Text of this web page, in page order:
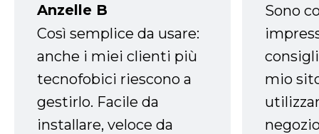
Anzelle B
Così semplice da usare:
anche i miei clienti più
tecnofobici riescono a
gestirlo. Facile da
installare, veloce da
Sono
mio